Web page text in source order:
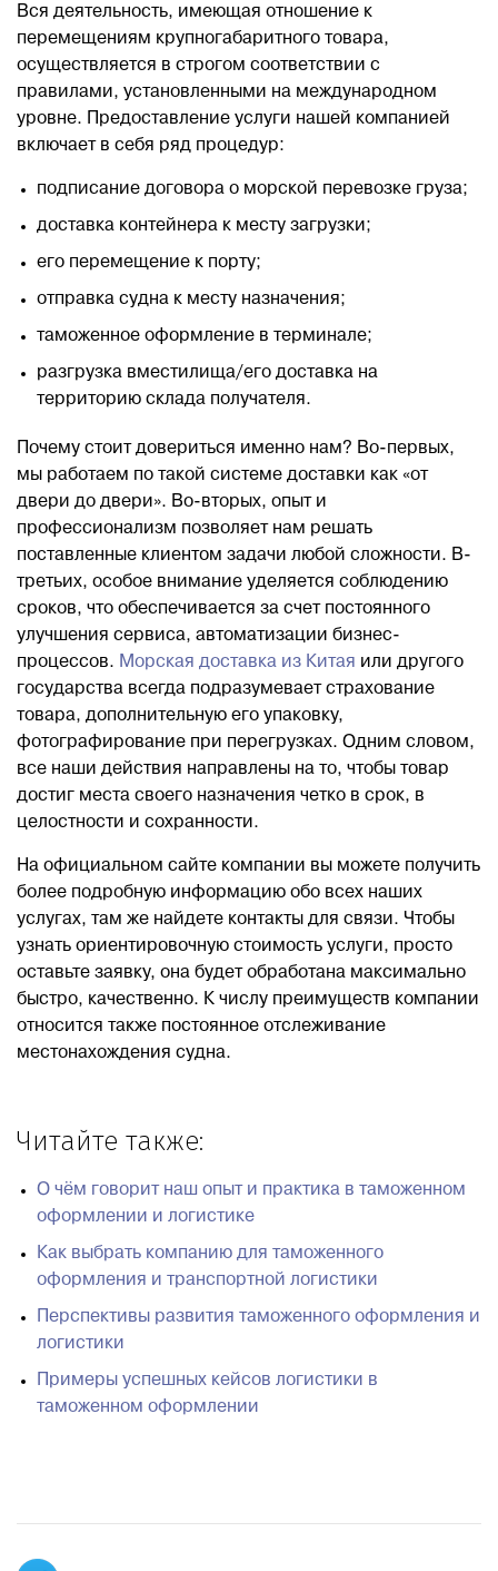
Вся деятельность, имеющая отношение к
перемещениям крупногабаритного товара,
осуществляется в строгом соответствии с
правилами, установленными на международном
уровне. Предоставление услуги нашей компанией
включает в себя ряд процедур:
подписание договора о морской перевозке груза;
доставка контейнера к месту загрузки;
его перемещение к порту;
отправка судна к месту назначения;
таможенное оформление в терминале;
разгрузка вместилища/его доставка на
территорию склада получателя.
Почему стоит довериться именно нам? Во-первых,
мы работаем по такой системе доставки как «от
двери до двери». Во-вторых, опыт и
профессионализм позволяет нам решать
поставленные клиентом задачи любой сложности. В-
третьих, особое внимание уделяется соблюдению
сроков, что обеспечивается за счет постоянного
улучшения сервиса, автоматизации бизнес-
процессов. Морская доставка из Китая или другого
государства всегда подразумевает страхование
товара, дополнительную его упаковку,
фотографирование при перегрузках. Одним словом,
все наши действия направлены на то, чтобы товар
достиг места своего назначения четко в срок, в
целостности и сохранности.
На официальном сайте компании вы можете получить
более подробную информацию обо всех наших
услугах, там же найдете контакты для связи. Чтобы
узнать ориентировочную стоимость услуги, просто
оставьте заявку, она будет обработана максимально
быстро, качественно. К числу преимуществ компании
относится также постоянное отслеживание
местонахождения судна.
Читайте также:
О чём говорит наш опыт и практика в таможенном
оформлении и логистике
Как выбрать компанию для таможенного
оформления и транспортной логистики
Перспективы развития таможенного оформления и
логистики
Примеры успешных кейсов логистики в
таможенном оформлении